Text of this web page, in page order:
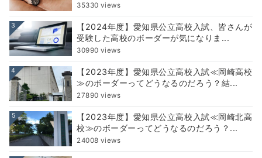
35330 views
3
【2024年度】愛知県公立高校入試、皆さんが
受験した高校のボーダーが気になりま...
30990 views
4
【2023年度】愛知県公立高校入試≪岡崎高校
≫のボーダーってどうなるのだろう？結...
27890 views
5
【2023年度】愛知県公立高校入試≪岡崎北高
校≫のボーダーってどうなるのだろう？...
24008 views